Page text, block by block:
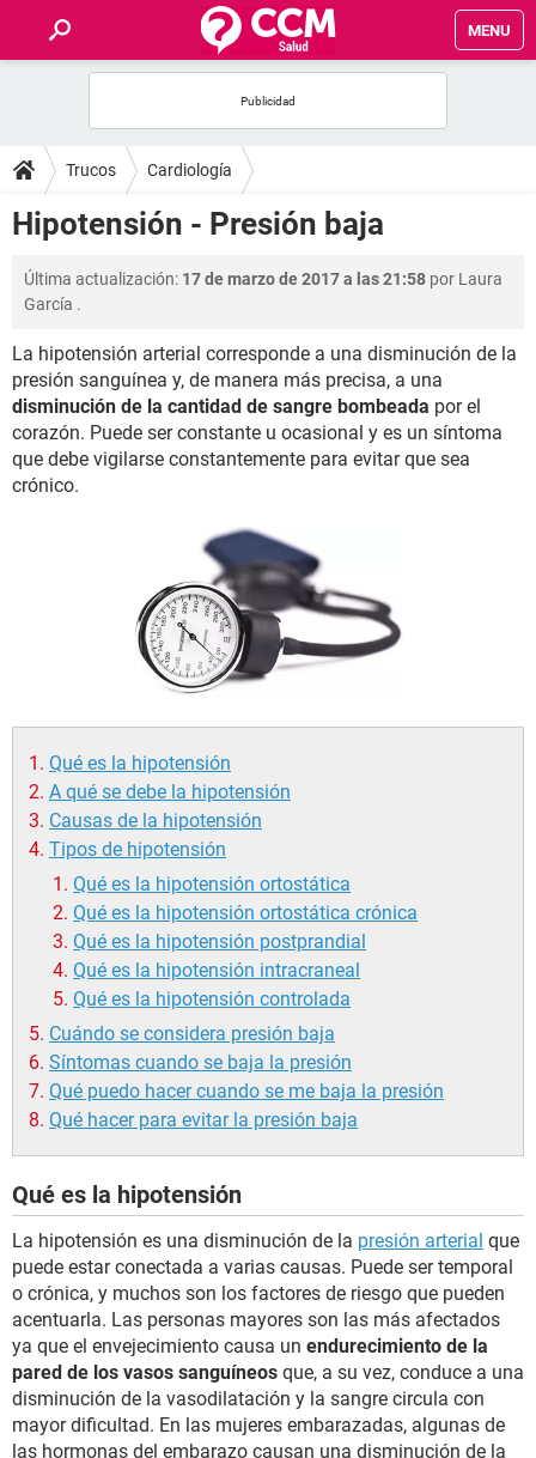
MENU
FOROS
SALUD
FAMILIA
BIENESTAR
SEXUALIDAD
Trucos Cardiología
Hipotensión - Presión baja
Última actualización: 17 de marzo de 2017 a las 21:58 por Laura
García .
La hipotensión arterial corresponde a una disminución de la
presión sanguínea y, de manera más precisa, a una
disminución de la cantidad de sangre bombeada por el
corazón. Puede ser constante u ocasional y es un síntoma
que debe vigilarse constantemente para evitar que sea
crónico.
Qué es la hipotensión
A qué se debe la hipotensión
Causas de la hipotensión
Tipos de hipotensión
Qué es la hipotensión ortostática
Qué es la hipotensión ortostática crónica
Qué es la hipotensión postprandial
Qué es la hipotensión intracraneal
Qué es la hipotensión controlada
Cuándo se considera presión baja
Síntomas cuando se baja la presión
Qué puedo hacer cuando se me baja la presión
Qué hacer para evitar la presión baja
Qué es la hipotensión
La hipotensión es una disminución de la presión arterial que
puede estar conectada a varias causas. Puede ser temporal
o crónica, y muchos son los factores de riesgo que pueden
acentuarla. Las personas mayores son las más afectados
ya que el envejecimiento causa un endurecimiento de la
pared de los vasos sanguíneos que, a su vez, conduce a una
disminución de la vasodilatación y la sangre circula con
mayor dificultad. En las mujeres embarazadas, algunas de
las hormonas del embarazo causan una disminución de la